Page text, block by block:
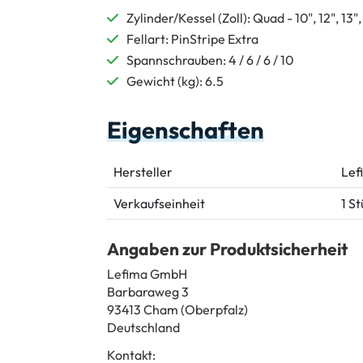
Zylinder/Kessel (Zoll): Quad - 10", 12", 13",
Fellart: PinStripe Extra
Spannschrauben: 4 / 6 / 6 / 10
Gewicht (kg): 6.5
Eigenschaften
Hersteller
Verkaufseinheit
1
Angaben zur Produktsicherheit
Lefima GmbH
Barbaraweg 3
93413 Cham (Oberpfalz)
Deutschland
Kontakt: